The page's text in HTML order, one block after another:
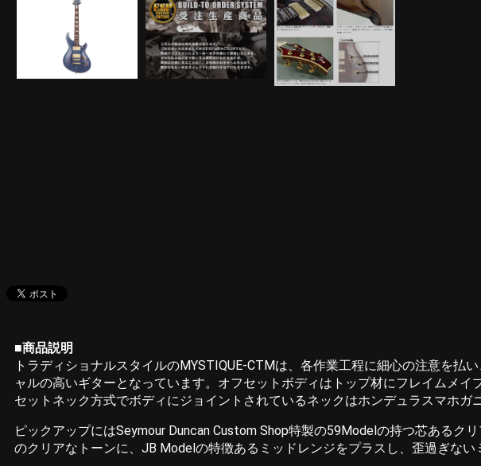
■商品説明
トラディショナルスタイルのMYSTIQUE-CTMは、各作業工程に細心の注意を
ャルの高いギターとなっています。オフセットボディはトップ材にフレイムメイ
セットネック方式でボディにジョイントされているネックはホンデュラスマホ
ピックアップにはSeymour Duncan Custom Shop特製の59Modelの持つ芯ある
のクリアなトーンに、JB Modelの特徴あるミッドレンジをプラスし、歪過ぎな